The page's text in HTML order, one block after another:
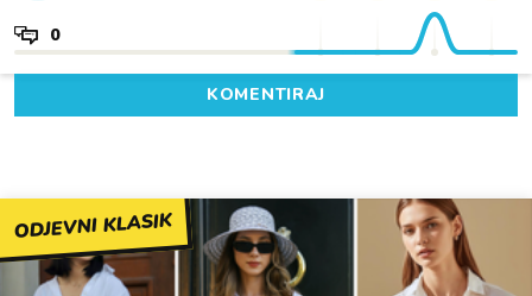
0
KOMENTIRAJ
ODJEVNI KLASIK